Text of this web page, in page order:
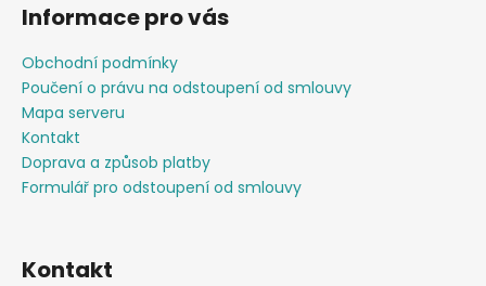
Informace pro vás
Obchodní podmínky
Poučení o právu na odstoupení od smlouvy
Mapa serveru
Kontakt
Doprava a způsob platby
Formulář pro odstoupení od smlouvy
Kontakt